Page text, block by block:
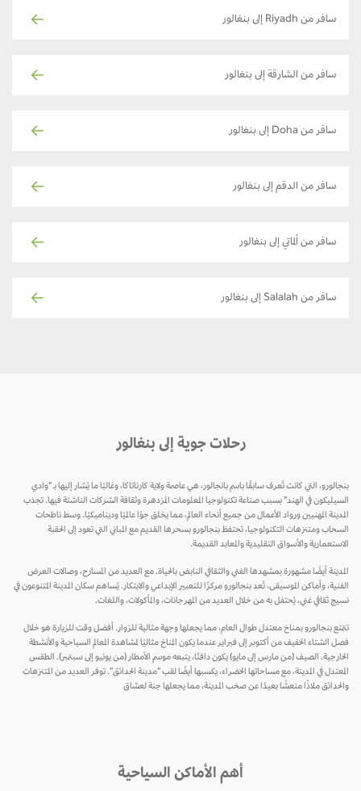
سافر من Riyadh إلى بنغالور
سافر من الشارقة إلى بنغالور
سافر من Doha إلى بنغالور
سافر من الدقم إلى بنغالور
سافر من ألماتي إلى بنغالور
سافر من Salalah إلى بنغالور
رحلات جوية إلى بنغالور
بنجالورو، التي كانت تُعرف سابقًا باسم بانجالور، هي عاصمة ولاية كارناتاكا، وغالبًا ما يُشار إليها بـ "وادي
السيليكون في الهند" بسبب صناعة تكنولوجيا المعلومات المزدهرة وثقافة الشركات الناشئة فيها. تجذب
المدينة المهنيين ورواد الأعمال من جميع أنحاء العالم، مما يخلق جوًا عالميًا وديناميكيًا. وسط ناطحات
السحاب ومتنزهات التكنولوجيا، تحتفظ بنجالورو بسحرها القديم مع المباني التي تعود إلى الحقبة
الاستعمارية والأسواق التقليدية والمعابد القديمة.
المدينة أيضًا مشهورة بمشهدها الفني والثقافي النابض بالحياة. مع العديد من المسارح، وصالات العرض
الفنية، وأماكن الموسيقى، تُعد بنجالورو مركزًا للتعبير الإبداعي والابتكار. يُساهم سكان المدينة المتنوعون في
نسيج ثقافي غني، يُحتفل به من خلال العديد من المهرجانات، والمأكولات، واللغات.
تتمتع بنجالورو بمناخ معتدل طوال العام، مما يجعلها وجهة مثالية للزوار. أفضل وقت للزيارة هو خلال
فصل الشتاء الخفيف من أكتوبر إلى فبراير عندما يكون المناخ مثاليًا لمشاهدة المعالم السياحية والأنشطة
الخارجية. الصيف (من مارس إلى مايو) يكون دافئًا، يتبعه موسم الأمطار (من يونيو إلى سبتمبر). الطقس
المعتدل في المدينة، مع مساحاتها الخضراء، يكسبها أيضًا لقب "مدينة الحدائق". توفر العديد من المتنزهات
والحدائق ملاذًا منعشًا بعيدًا عن صخب المدينة، مما يجعلها جنة لعشاق
أهم الأماكن السياحية